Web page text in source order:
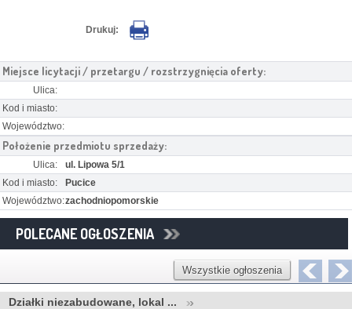
Drukuj:
Miejsce licytacji / przetargu / rozstrzygnięcia oferty:
Ulica:
Kod i miasto:
Województwo:
Położenie przedmiotu sprzedaży:
Ulica:
ul. Lipowa 5/1
Kod i miasto:
Pucice
Województwo:zachodniopomorskie
POLECANE OGŁOSZENIA
Wszystkie ogłoszenia
Działki niezabudowane, lokal ...